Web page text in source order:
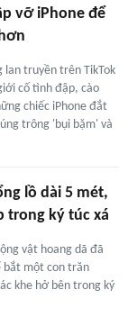
vỡ iPhone để
truyền trên TikTok
cố tình đập, cào
chiếc iPhone đắt
trông 'bụi bặm' và
lồ dài 5 mét,
trong ký túc xá
vật hoang dã đã
bắt một con trăn
khe hở bên trong ký